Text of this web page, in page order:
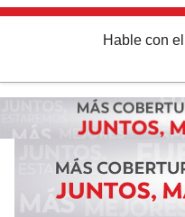
Hable con el